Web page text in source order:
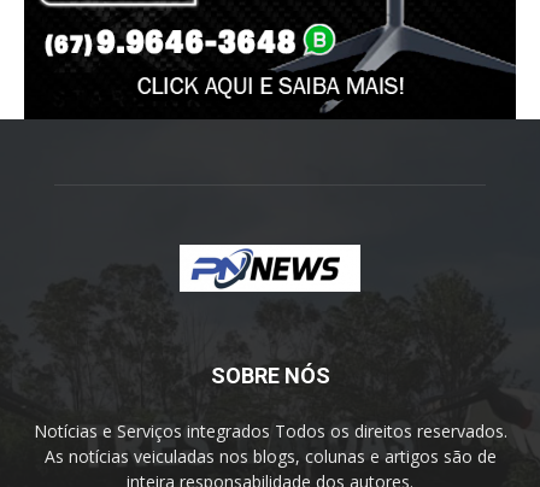
SOBRE NÓS
Notícias e Serviços integrados Todos os direitos reservados.
As notícias veiculadas nos blogs, colunas e artigos são de
inteira responsabilidade dos autores.